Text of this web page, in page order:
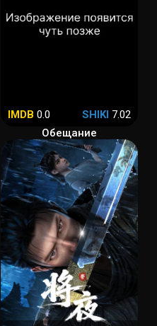
IMDB 0.0 SHIKI 7.02
Обещание